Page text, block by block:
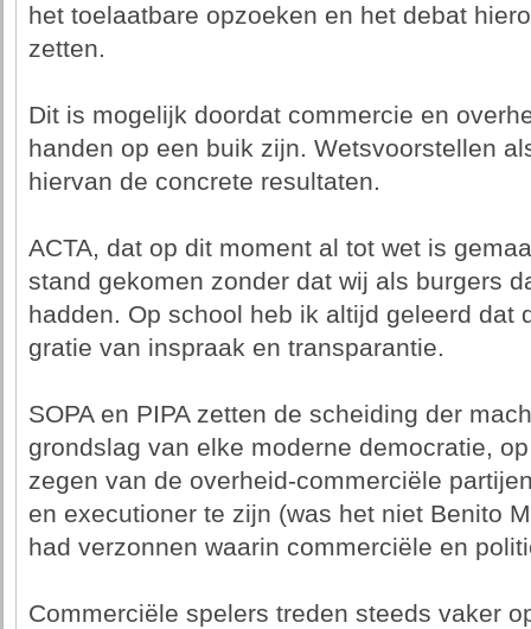
het toelaatbare opzoeken en het debat
zetten.
Dit is mogelijk doordat commercie en
handen op een buik zijn. Wetsvoorstellen
hiervan de concrete resultaten.
ACTA, dat op dit moment al tot wet is
stand gekomen zonder dat wij als burgers
hadden. Op school heb ik altijd geleerd dat
gratie van inspraak en transparantie.
SOPA en PIPA zetten de scheiding der
grondslag van elke moderne democratie,
zegen van de overheid-commerciële
en executioner te zijn (was het niet Benito
had verzonnen waarin commerciële en
Commerciële spelers treden steeds vaker